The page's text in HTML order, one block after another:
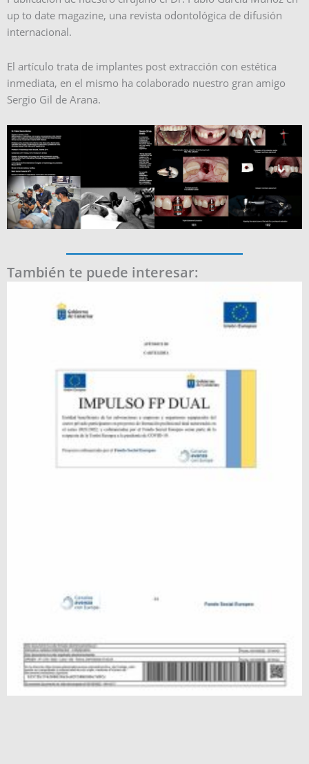
up to date magazine, una revista odontológica de difusión
internacional.
El artículo trata de implantes post extracción con estética
inmediata, en el mismo ha colaborado nuestro gran amigo
Sergio Gil de Arana.
También te puede interesar: